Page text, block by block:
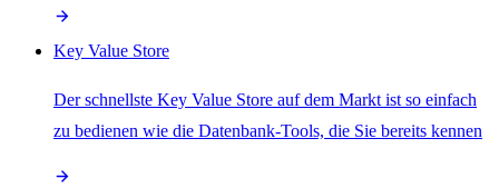
Key Value Store
Der schnellste Key Value Store auf dem Markt ist so einfach
zu bedienen wie die Datenbank-Tools, die Sie bereits kennen